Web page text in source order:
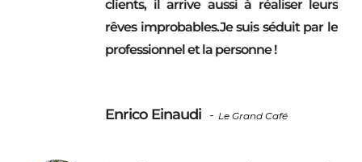
clients, il arrive aussi à réaliser leurs
rêves improbables.Je suis séduit par le
professionnel et la personne !
Enrico Einaudi - Le Grand Café